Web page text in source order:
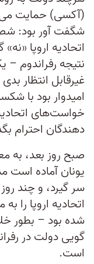
(آکسی) حمایت
شگفت آور بود:
اتحادیه اروپا
نتیجه رفراندوم
غیرقابل انتظار
امیدوار بود با
خواست‌های
دهندگان احترام
صبح روز بعد، به
یونان آماده است
سر گیرد، و چند
اتحادیه اروپا را
شده بود – بطور
گویی دولت در
است.